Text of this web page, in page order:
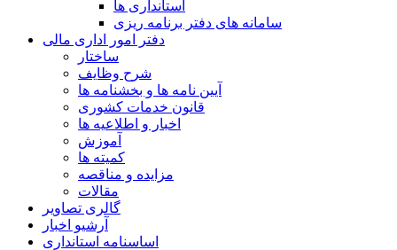
استانداری ها
سامانه های دفتر برنامه ریزی
دفتر امور اداری مالی
ساختار
شرح وظایف
آیین نامه ها و بخشنامه ها
قانون خدمات کشوری
اخبار و اطلاعیه ها
آموزش
کمیته ها
مزایده و مناقصه
مقالات
گالری تصاویر
آرشیو اخبار
اساسنامه استانداری